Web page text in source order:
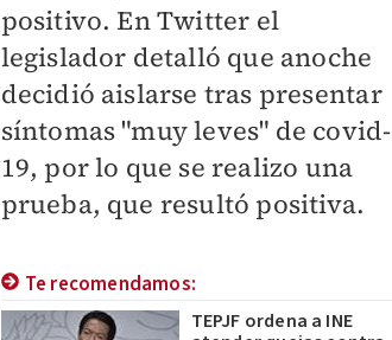
positivo. En Twitter el
legislador detalló que anoche
decidió aislarse tras presentar
síntomas "muy leves" de covid-
19, por lo que se realizo una
prueba, que resultó positiva.
Te recomendamos:
TEPJF ordena a INE